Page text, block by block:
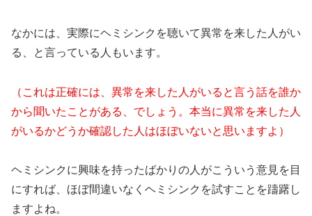
なかには、実際にヘミシンクを聴いて異常を来した人がい
る、と言っている人もいます。
（これは正確には、異常を来した人がいると言う話を誰か
から聞いたことがある、でしょう。本当に異常を来した人
がいるかどうか確認した人はほぼいないと思いますよ）
ヘミシンクに興味を持ったばかりの人がこういう意見を目
にすれば、ほぼ間違いなくヘミシンクを試すことを躊躇し
ますよね。